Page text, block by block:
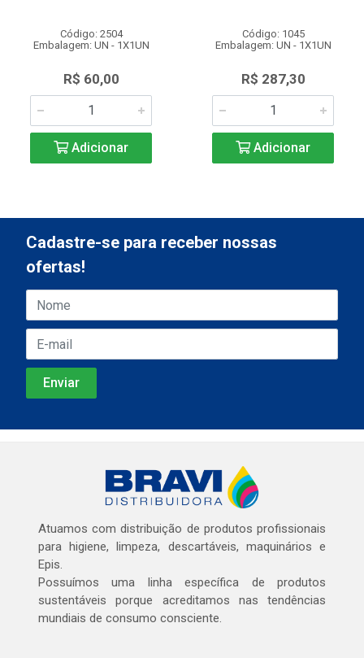
Código: 2504
Embalagem: UN - 1X1UN
R$ 60,00
Adicionar
Código: 1045
Embalagem: UN - 1X1UN
R$ 287,30
Adicionar
Cadastre-se para receber nossas
ofertas!
Atuamos com distribuição de produtos profissionais
para higiene, limpeza, descartáveis, maquinários e
Epis.
Possuímos uma linha específica de produtos
sustentáveis porque acreditamos nas tendências
mundiais de consumo consciente.